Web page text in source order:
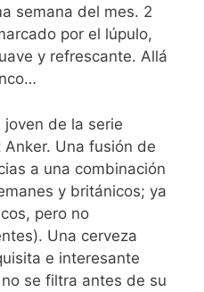
semana del mes. 2
por el lúpulo,
y refrescante. Allá
joven de la serie
Una fusión de
a una combinación
y británicos; ya
pero no
Una cerveza
e interesante
se filtra antes de su